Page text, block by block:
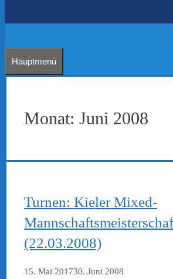
Hauptmenü
Monat: Juni 2008
Turnen: Kieler Mixed-
(22.03.2008)
15. Mai 201730. Juni 2008